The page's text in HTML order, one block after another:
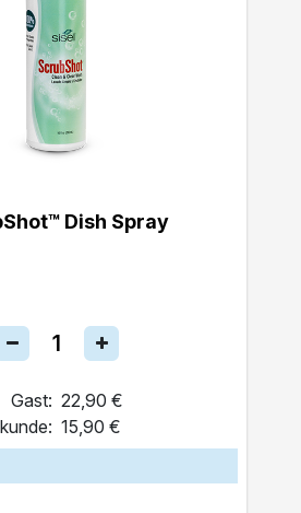
Dish Spray
Gast: 22,90 €
15,90 €